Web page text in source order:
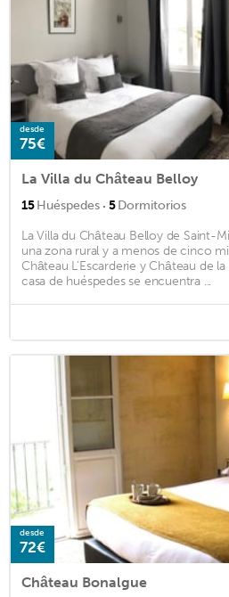
desde
75€
La Villa du Château Belloy
15Huéspedes · 5Dormitorios
La Villa du Château Belloy de Saint-
una zona rural y a menos de cinco
Château L'Escarderie y Château de
casa de huéspedes se encuentra ...
desde
72€
Château Bonalgue